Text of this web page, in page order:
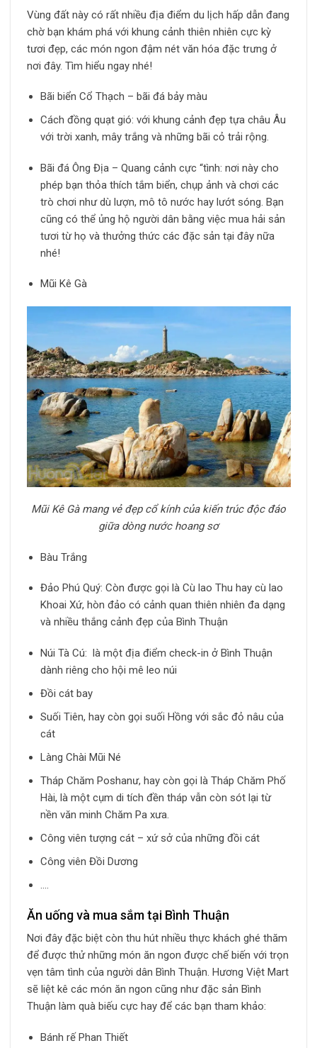
Vùng đất này có rất nhiều địa điểm du lịch hấp dẫn đang
chờ bạn khám phá với khung cảnh thiên nhiên cực kỳ
tươi đẹp, các món ngon đậm nét văn hóa đặc trưng ở
nơi đây. Tìm hiểu ngay nhé!
Bãi biển Cổ Thạch – bãi đá bảy màu
Cách đồng quạt gió: với khung cảnh đẹp tựa châu Âu
với trời xanh, mây trắng và những bãi cỏ trải rộng.
Bãi đá Ông Địa – Quang cảnh cực “tình: nơi này cho
phép bạn thỏa thích tắm biển, chụp ảnh và chơi các
trò chơi như dù lượn, mô tô nước hay lướt sóng. Bạn
cũng có thể ủng hộ người dân bằng việc mua hải sản
tươi từ họ và thưởng thức các đặc sản tại đây nữa
nhé!
Mũi Kê Gà
Mũi Kê Gà mang vẻ đẹp cổ kính của kiến trúc độc đáo
giữa dòng nước hoang sơ
Bàu Trắng
Đảo Phú Quý: Còn được gọi là Cù lao Thu hay cù lao
Khoai Xứ, hòn đảo có cảnh quan thiên nhiên đa dạng
và nhiều thắng cảnh đẹp của Bình Thuận
Núi Tà Cú: là một địa điểm check-in ở Bình Thuận
dành riêng cho hội mê leo núi
Đồi cát bay
Suối Tiên, hay còn gọi suối Hồng với sắc đỏ nâu của
cát
Làng Chài Mũi Né
Tháp Chăm Poshanư, hay còn gọi là Tháp Chăm Phố
Hài, là một cụm di tích đền tháp vẫn còn sót lại từ
nền văn minh Chăm Pa xưa.
Công viên tượng cát – xứ sở của những đồi cát
Công viên Đồi Dương
….
Ăn uống và mua sắm tại Bình Thuận
Nơi đây đặc biệt còn thu hút nhiều thực khách ghé thăm
để được thử những món ăn ngon được chế biến với trọn
vẹn tâm tình của người dân Bình Thuận. Hương Việt Mart
sẽ liệt kê các món ăn ngon cũng như đặc sản Bình
Thuận làm quà biếu cực hay để các bạn tham khảo:
Bánh rế Phan Thiết